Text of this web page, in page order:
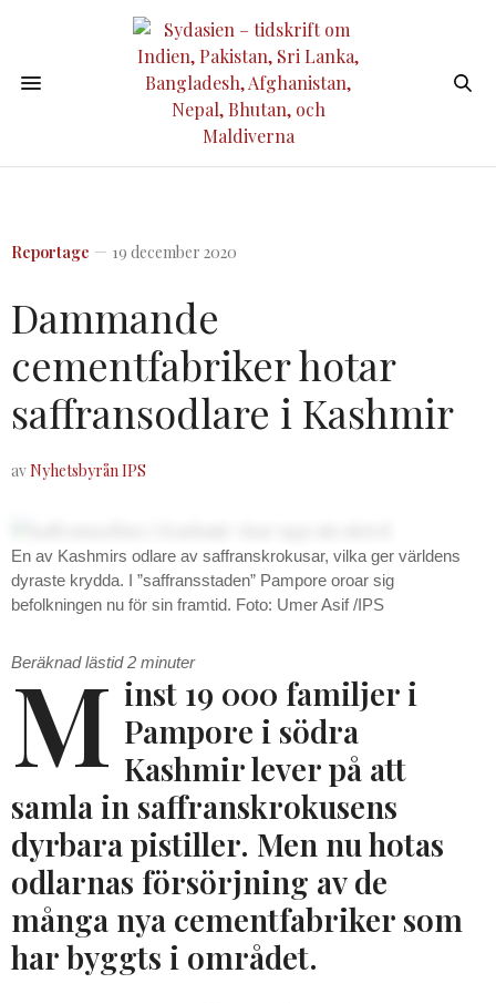
Reportage 19 december 2020
Dammande
cementfabriker hotar
saffransodlare i Kashmir
avNyhetsbyrån IPS
En av Kashmirs odlare av saffranskrokusar, vilka ger världens
dyraste krydda. I ”saffransstaden” Pampore oroar sig
befolkningen nu för sin framtid. Foto: Umer Asif /IPS
Beräknad lästid2 minuter
M inst 19 000 familjer i
Pampore i södra
Kashmir lever på att
samla in saffranskrokusens
dyrbara pistiller. Men nu hotas
odlarnas försörjning av de
många nya cementfabriker som
har byggts i området.